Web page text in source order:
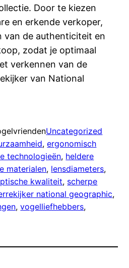
Door te kiezen
en erkende verkoper,
van de authenticiteit en
zodat je optimaal
verkennen van de
van National
Uncategorized
, ergonomisch
technologieën, heldere
materialen, lensdiameters
kwaliteit, scherpe
national geographic
, vogelliefhebbers